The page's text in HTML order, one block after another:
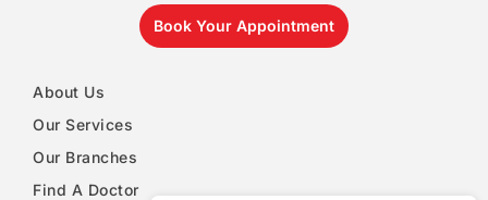
Book Your Appointment
About Us
Our Services
Our Branches
Find A Doctor